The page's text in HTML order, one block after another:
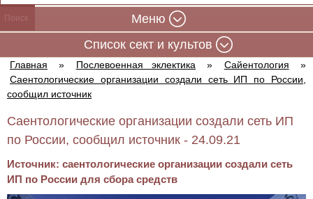
Меню
Cписок сект и культов
Главная » Послевоенная эклектика » Сайентология
»
Саентологические организации создали сеть ИП по России,
сообщил источник
Саентологические организации создали сеть ИП
по России, сообщил источник - 24.09.21
Источник: саентологические организации создали сеть
ИП по России для сбора средств